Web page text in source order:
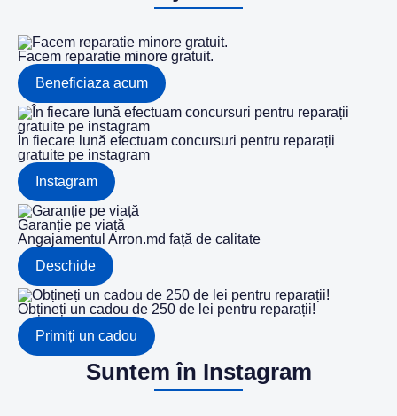
Facem reparatie minore gratuit.
Beneficiaza acum
În fiecare lună efectuam concursuri pentru reparații
gratuite pe instagram
Instagram
Garanție pe viață
Angajamentul Arron.md față de calitate
Deschide
Obțineți un cadou de 250 de lei pentru reparații!
Primiți un cadou
Suntem în Instagram